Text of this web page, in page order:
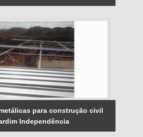
para construção civil
Independência